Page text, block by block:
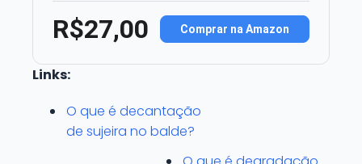
R$27,00 Comprar na Amazon
Links:
O que é decantação
de sujeira no balde?